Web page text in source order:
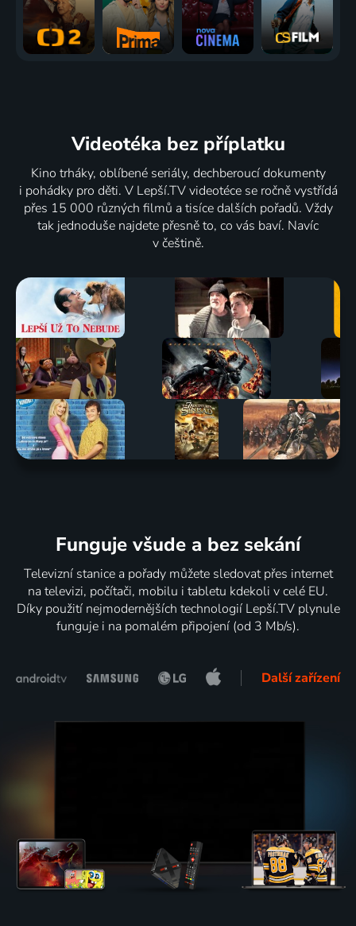
Videotéka bez příplatku
Kino trháky, oblíbené seriály, dechberoucí dokumenty
i pohádky pro děti. V Lepší.TV videotéce se ročně vystřídá
přes 15 000 různých filmů a tisíce dalších pořadů. Vždy
tak jednoduše najdete přesně to, co vás baví. Navíc
v češtině.
Funguje všude a bez sekání
Televizní stanice a pořady můžete sledovat přes internet
na televizi, počítači, mobilu i tabletu kdekoli v celé EU.
Díky použití nejmodernějších technologií Lepší.TV plynule
funguje i na pomalém připojení (od 3 Mb/s).
Další zařízení